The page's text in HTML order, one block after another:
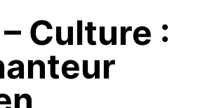
Culture :